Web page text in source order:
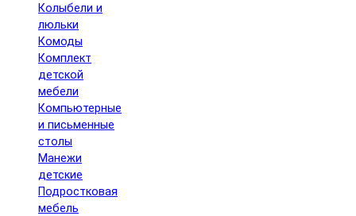
Колыбели и
люльки
Комоды
Комплект
детской
мебели
Компьютерные
и письменные
столы
Манежи
детские
Подростковая
мебель